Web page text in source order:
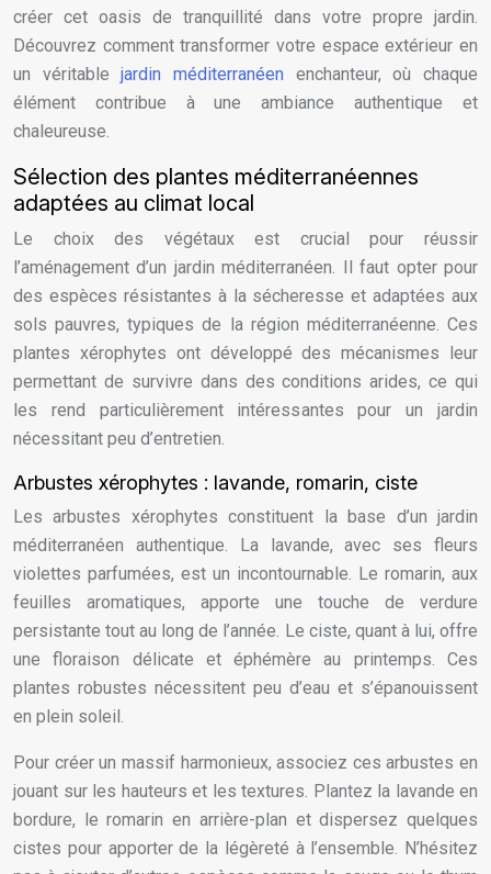
créer cet oasis de tranquillité dans votre propre jardin.
Découvrez comment transformer votre espace extérieur en
un véritablejardin méditerranéen enchanteur, où chaque
élément contribue à une ambiance authentique et
chaleureuse.
Sélection des plantes méditerranéennes
adaptées au climat local
Le choix des végétaux est crucial pour réussir
l’aménagement d’un jardin méditerranéen. Il faut opter pour
des espèces résistantes à la sécheresse et adaptées aux
sols pauvres, typiques de la région méditerranéenne. Ces
plantes xérophytes ont développé des mécanismes leur
permettant de survivre dans des conditions arides, ce qui
les rend particulièrement intéressantes pour un jardin
nécessitant peu d’entretien.
Arbustes xérophytes : lavande, romarin, ciste
Les arbustes xérophytes constituent la base d’un jardin
méditerranéen authentique. La lavande, avec ses fleurs
violettes parfumées, est un incontournable. Le romarin, aux
feuilles aromatiques, apporte une touche de verdure
persistante tout au long de l’année. Le ciste, quant à lui, offre
une floraison délicate et éphémère au printemps. Ces
plantes robustes nécessitent peu d’eau et s’épanouissent
en plein soleil.
Pour créer un massif harmonieux, associez ces arbustes en
jouant sur les hauteurs et les textures. Plantez la lavande en
bordure, le romarin en arrière-plan et dispersez quelques
cistes pour apporter de la légèreté à l’ensemble. N’hésitez